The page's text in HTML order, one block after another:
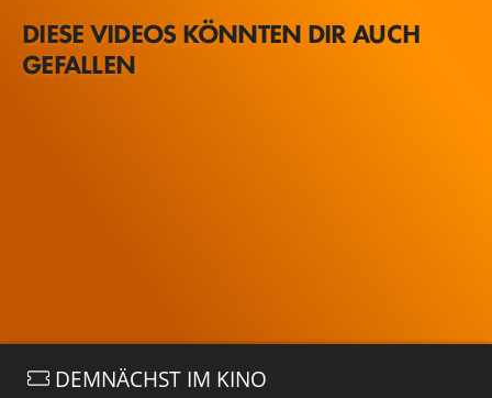
DIESE VIDEOS KÖNNTEN DIR AUCH
GEFALLEN
DEMNÄCHST IM KINO